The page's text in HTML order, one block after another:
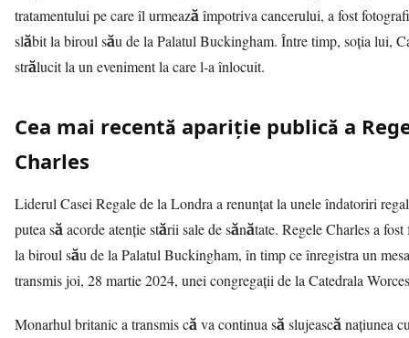
tratamentului pe care îl urmează împotriva cancerului, a fost
slăbit la biroul său de la Palatul Buckingham. Între timp, soția lui,
strălucit la un eveniment la care l-a înlocuit.
Cea mai recentă apariție publică a
Charles
Liderul Casei Regale de la Londra a renunțat la unele îndatoriri
putea să acorde atenție stării sale de sănătate. Regele Charles a
la biroul său de la Palatul Buckingham, în timp ce înregistra un
transmis joi, 28 martie 2024, unei congregații de la Catedrala
Monarhul britanic a transmis că va continua să slujească națiunea